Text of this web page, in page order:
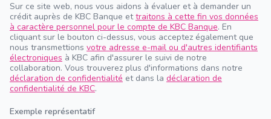
Sur ce site web, nous vous aidons à évaluer et à demander un
crédit auprès de KBC Banque ettraitons à cette fin vos données
à caractère personnel pour le compte de KBC Banque. En
cliquant sur le bouton ci-dessus, vous acceptez également que
nous transmettions votre adresse e-mail ou d'autres identifiants
électroniques à KBC afin d'assurer le suivi de notre
collaboration. Vous trouverez plus d'informations dans notre
déclaration de confidentialité et dans la déclaration de
confidentialité de KBC.
Exemple représentatif